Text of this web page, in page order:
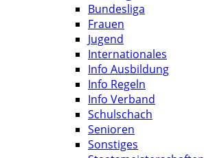
Bundesliga
Frauen
Jugend
Internationales
Info Ausbildung
Info Regeln
Info Verband
Schulschach
Senioren
Sonstiges